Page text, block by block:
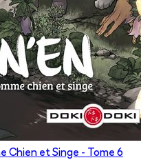
Chien et Singe - Tome 6